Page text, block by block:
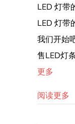
LED 灯带
LED 灯带
我们开始
售LED灯
更多
阅读更多